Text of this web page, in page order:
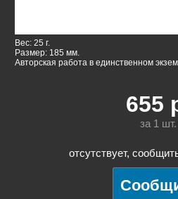
Вес: 25 г.
Размер: 185 мм.
Авторская работа в единственном
655
за 1 шт.
отсутствует,